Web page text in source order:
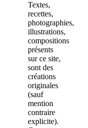
Textes,
recettes,
photographies,
illustrations,
compositions
présents
sur ce site,
sont des
créations
originales
(sauf
mention
contraire
explicite).